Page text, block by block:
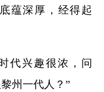
蕴深厚，经得起
代兴趣很浓，问
州一代人？”